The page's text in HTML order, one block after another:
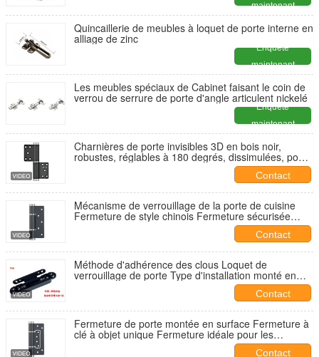
maintenant
Quincaillerie de meubles à loquet de porte interne en
alliage de zinc
Enquête
maintenant
Les meubles spéciaux de Cabinet faisant le coin de
verrou de serrure de porte d'angle articulent nickelé
Enquête
maintenant
Charnières de porte invisibles 3D en bois noir,
robustes, réglables à 180 degrés, dissimulées, pour
Contact
Mécanisme de verrouillage de la porte de cuisine
Fermeture de style chinois Fermeture sécurisée
Convient pour les armoires de cuisine Les portes et
Contact
Méthode d'adhérence des clous Loquet de
verrouillage de porte Type d'installation monté en
surface Manipulation réversible Idéal pour les
systèmes de contrôle d'accès sécurisés Contact
Fermeture de porte montée en surface Fermeture à
clé à objet unique Fermeture idéale pour les
applications commerciales industrielles et l'accès
Contact